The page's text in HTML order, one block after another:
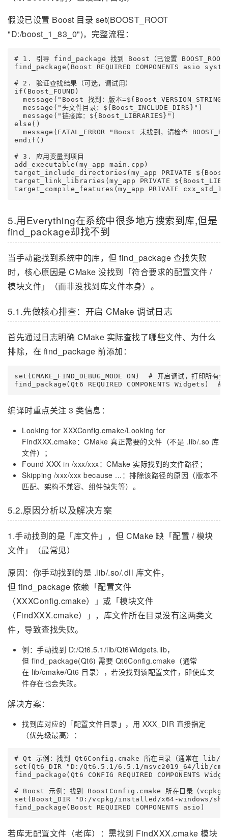
假设已设置 Boost 目录 set(BOOST_ROOT
"D:/boost_1_83_0")，完整流程：
# 1. 引导 find_package 找到 Boost（已设置 BOOST_ROOT
find_package(Boost REQUIRED COMPONENTS asio
# 2. 验证查找结果（可选，调试用）
if(Boost_FOUND)
message("Boost 找到：版本
  message("头文件目录：${Boost_INCLUDE_DIRS}")
  message("链接库：${Boost_LIBRARIES}")
else()
message(FATAL_ERROR "Boost 未找到，请检查
endif()
# 3. 应用变量到项目
add_executable(my_app main.cpp)
target_include_directories(my_app PRIVATE
target_link_libraries(my_app PRIVATE
target_compile_features(my_app PRIVATE
5.用Everything在系统中很多地方搜索到库,但是
find_package却找不到
当手动能找到系统中的库，但 find_package 查找失败
时，核心原因是 CMake 没找到「符合要求的配置文件 /
模块文件」（而非没找到库文件本身）。
5.1.先做核心排查：开启 CMake 调试日志
首先通过日志明确 CMake 实际查找了哪些文件、为什么
排除，在 find_package 前添加：
set(CMAKE_FIND_DEBUG_MODE ON)  # 开启调试，打印所有查
find_package(Qt6 REQUIRED COMPONENTS Widgets)  #
编译时重点关注 3 类信息：
Looking for XXXConfig.cmake/Looking for
FindXXX.cmake：CMake 真正需要的文件（不是 .lib/.so 库
文件）；
Found XXX in /xxx/xxx：CMake 实际找到的文件路径；
Skipping /xxx/xxx because ...：排除该路径的原因（版本不
匹配、架构不兼容、组件缺失等）。
5.2.原因分析以及解决方案
1.手动找到的是「库文件」，但 CMake 缺「配置 / 模块
文件」（最常见）
原因：你手动找到的是 .lib/.so/.dll 库文件，
但 find_package 依赖「配置文件
（XXXConfig.cmake）」或「模块文件
（FindXXX.cmake）」，库文件所在目录没有这两类文
件，导致查找失败。
例：手动找到 D:/Qt6.5.1/lib/Qt6Widgets.lib，
但 find_package(Qt6) 需要 Qt6Config.cmake（通常
在 lib/cmake/Qt6 目录），若没找到该配置文件，即使库文
件存在也会失败。
解决方案：
找到库对应的「配置文件目录」，用 XXX_DIR 直接指定
（优先级最高）：
# Qt 示例：找到 Qt6Config.cmake 所在目录（通常在 lib/
set(Qt6_DIR "D:/Qt6.5.1/6.5.1/msvc2019_64/lib/
find_package(Qt6 CONFIG REQUIRED COMPONENTS
# Boost 示例：找到 BoostConfig.cmake 所在目录（vcpkg
set(Boost_DIR "D:/vcpkg/installed/x64-windows/
find_package(Boost REQUIRED COMPONENTS asio)
若库无配置文件（老库）：需找到 FindXXX.cmake 模块